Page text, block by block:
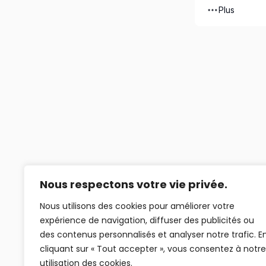
Nous respectons votre vie privée.
Nous utilisons des cookies pour améliorer votre
expérience de navigation, diffuser des publicités ou
des contenus personnalisés et analyser notre trafic.
cliquant sur « Tout accepter », vous consentez à notre
utilisation des cookies.
Plus